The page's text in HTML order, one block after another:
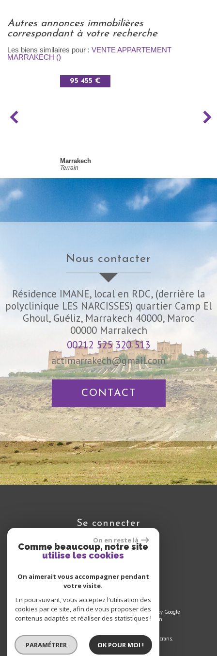
On en reste là
Comme beaucoup, notre site
utilise les cookies
On aimerait vous accompagner pendant
votre visite.
En poursuivant, vous acceptez l'utilisation des
cookies par ce site, afin de vous proposer des
contenus adaptés et réaliser des statistiques !
PARAMÉTRER OK POUR MOI !
autres annonces immobilières
correspondant à votre recherche
Les biens similaires pour : VENTE APPARTEMENT
MARRAKECH ()
95 455 €
Marrakech
Terrain
nous contacter
Résidence IMANE, local en RDC, (derrière la
polyclinique LES NARCISSES) quartier Camp El
Ghoul, Guéliz, Marrakech 40000, Maroc
00000 Marrakech
00212 525 320 513
actimarrakech@gmail.com
CONTACT
se connecter
Espace propriétaire
© 2023 | Tous droits réservés | Traduction powered by Google
Plan du site-Mentions légales-Liens-Admin
un seul site adaptable à tous les types d'écrans.